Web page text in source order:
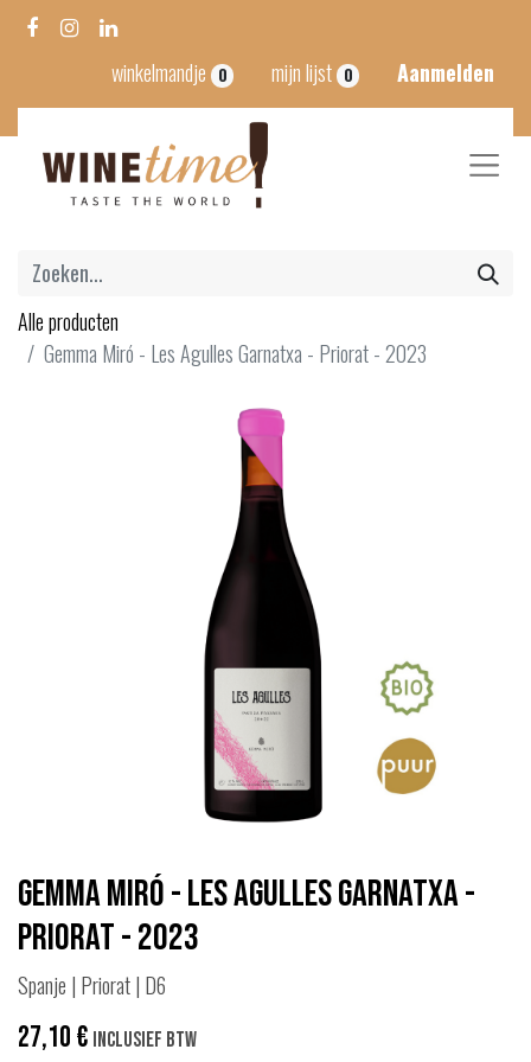
winkelmandje 0 mijn lijst 0 Aanmelden
Alle producten
Gemma Miró - Les Agulles Garnatxa - Priorat - 2023
Gemma Miró - Les Agulles Garnatxa -
Priorat - 2023
Spanje | Priorat | D6
27,10€ Inclusief btw